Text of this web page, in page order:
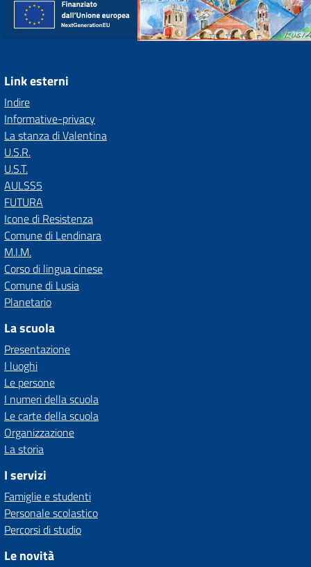
Link esterni
Indire
Informative-privacy
La stanza di Valentina
U.S.R.
U.S.T.
AULSS5
FUTURA
Icone di Resistenza
Comune di Lendinara
M.I.M.
Corso di lingua cinese
Comune di Lusia
Planetario
La scuola
Presentazione
I luoghi
Le persone
I numeri della scuola
Le carte della scuola
Organizzazione
La storia
I servizi
Famiglie e studenti
Personale scolastico
Percorsi di studio
Le novità